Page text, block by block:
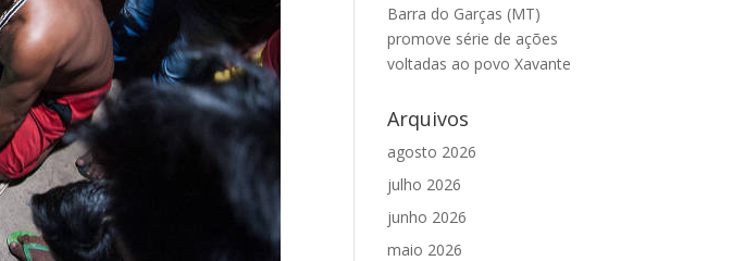
Barra do Garças (MT)
promove série de ações
voltadas ao povo Xavante
Arquivos
agosto 2026
julho 2026
junho 2026
maio 2026